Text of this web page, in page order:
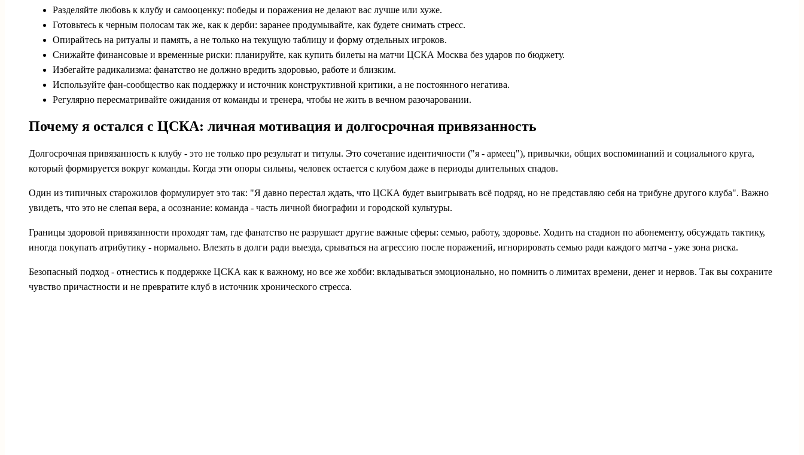
Разделяйте любовь к клубу и самооценку: победы и поражения не делают вас лучше или хуже.
Готовьтесь к черным полосам так же, как к дерби: заранее продумывайте, как будете снимать стресс.
Опирайтесь на ритуалы и память, а не только на текущую таблицу и форму отдельных игроков.
Снижайте финансовые и временные риски: планируйте, как купить билеты на матчи ЦСКА Москва без ударов по бюджету.
Избегайте радикализма: фанатство не должно вредить здоровью, работе и близким.
Используйте фан-сообщество как поддержку и источник конструктивной критики, а не постоянного негатива.
Регулярно пересматривайте ожидания от команды и тренера, чтобы не жить в вечном разочаровании.
Почему я остался с ЦСКА: личная мотивация и долгосрочная привязанность
Долгосрочная привязанность к клубу - это не только про результат и титулы. Это сочетание идентичности ("я - армеец"), привычки, общих воспоминаний и социального круга,
который формируется вокруг команды. Когда эти опоры сильны, человек остается с клубом даже в периоды длительных спадов.
Один из типичных старожилов формулирует это так: "Я давно перестал ждать, что ЦСКА будет выигрывать всё подряд, но не представляю себя на трибуне другого клуба". Важно
увидеть, что это не слепая вера, а осознание: команда - часть личной биографии и городской культуры.
Границы здоровой привязанности проходят там, где фанатство не разрушает другие важные сферы: семью, работу, здоровье. Ходить на стадион по абонементу, обсуждать тактику,
иногда покупать атрибутику - нормально. Влезать в долги ради выезда, срываться на агрессию после поражений, игнорировать семью ради каждого матча - уже зона риска.
Безопасный подход - отнестись к поддержке ЦСКА как к важному, но все же хобби: вкладываться эмоционально, но помнить о лимитах времени, денег и нервов. Так вы сохраните
чувство причастности и не превратите клуб в источник хронического стресса.